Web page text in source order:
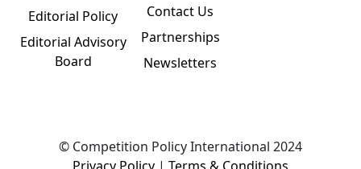
Editorial Policy
Editorial Advisory
Board
Contact Us
Partnerships
Newsletters
© Competition Policy International 2024